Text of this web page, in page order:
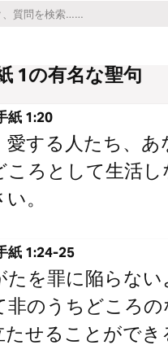
1の有名な聖句
紙 1:20
愛する人たち、
ころとして生活
。
紙 1:24-25
たを罪に陥らな
非のうちどころの
たせることがで